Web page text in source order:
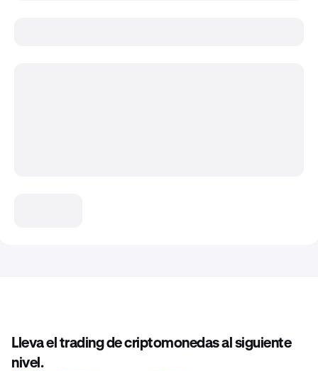
Lleva el trading de criptomonedas al siguiente
nivel.